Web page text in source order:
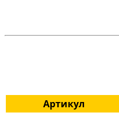
Артикул